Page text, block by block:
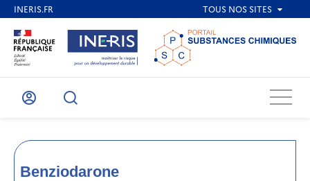
Mon
Recherche
Menu
Benziodarone